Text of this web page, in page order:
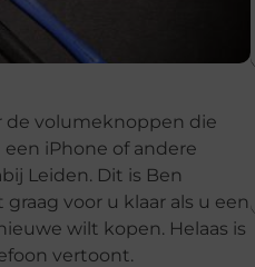
de volumeknoppen die
iPhone of andere
Leiden. Dit is Ben
voor u klaar als u een
wilt kopen. Helaas is
vertoont.